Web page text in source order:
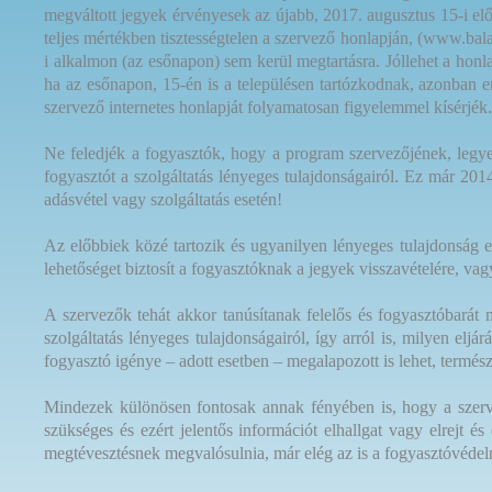
megváltott jegyek érvényesek az újabb, 2017. augusztus 15-i
teljes mértékben tisztességtelen a szervező honlapján,
i alkalmon (az esőnapon) sem kerül megtartásra. Jóllehet a
ha az esőnapon, 15-én is a településen tartózkodnak,
szervező internetes honlapját folyamatosan figyelemmel kísérjék.
Ne feledjék a fogyasztók, hogy a program szervezőjének,
fogyasztót a szolgáltatás lényeges tulajdonságairól. Ez már
adásvétel vagy szolgáltatás esetén!
Az előbbiek közé tartozik és ugyanilyen lényeges tulajdonság
lehetőséget biztosít a fogyasztóknak a jegyek visszavételére,
A szervezők tehát akkor tanúsítanak felelős és fogyasztóbarát
szolgáltatás lényeges tulajdonságairól, így arról is, milyen
fogyasztó igénye – adott esetben – megalapozott is lehet,
Mindezek különösen fontosak annak fényében is, hogy a
szükséges és ezért jelentős információt elhallgat vagy elrejt
megtévesztésnek megvalósulnia, már elég az is a